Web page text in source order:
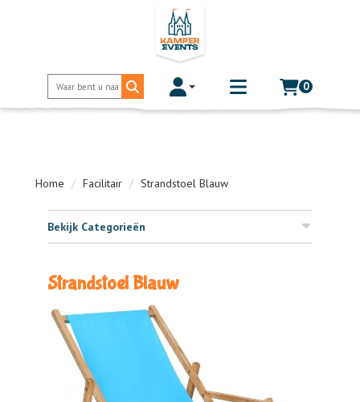
Toggle account dropdown
Toggle
mobile
0
Home Facilitair Strandstoel Blauw
Bekijk Categorieën
Strandstoel Blauw